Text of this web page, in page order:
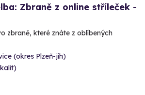
Zbraně z online stříleček -
zbraně, které znáte z oblíbených
(okres Plzeň-jih)